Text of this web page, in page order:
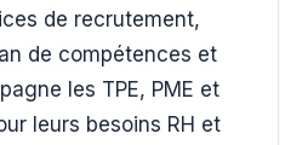
de recrutement,
de compétences et
les TPE, PME et
leurs besoins RH et